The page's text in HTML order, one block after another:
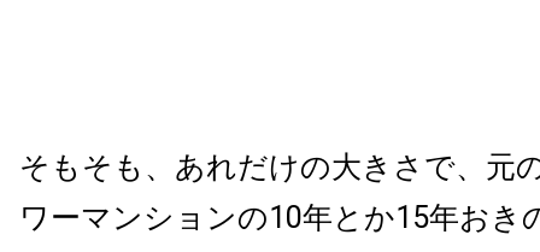
そもそも、あれだけの大きさで、元
ワーマンションの10年とか15年おき